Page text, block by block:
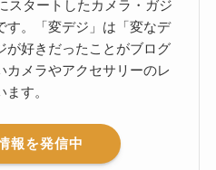
スタートしたカメラ・ガジ
す。「変デジ」は「変なデ
が好きだったことがブログ
カメラやアクセサリーのレ
す。
報を発信中